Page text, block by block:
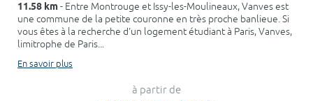
11.58 km- Entre Montrouge et Issy-les-Moulineaux, Vanves est
une commune de la petite couronne en très proche banlieue. Si
vous êtes à la recherche d'un logement étudiant à Paris, Vanves,
limitrophe de Paris...
En savoir plus
à partir de